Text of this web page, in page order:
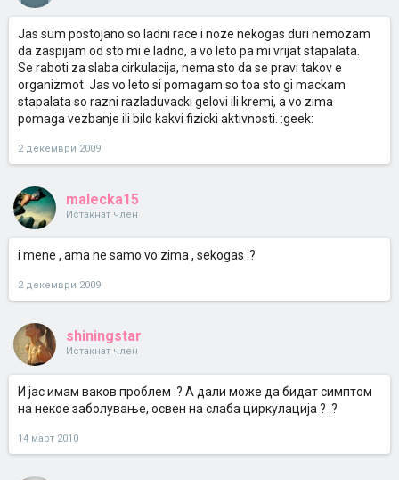
Jas sum postojano so ladni race i noze nekogas duri nemozam
da zaspijam od sto mi e ladno, a vo leto pa mi vrijat stapalata.
Se raboti za slaba cirkulacija, nema sto da se pravi takov e
organizmot. Jas vo leto si pomagam so toa sto gi mackam
stapalata so razni razladuvacki gelovi ili kremi, a vo zima
pomaga vezbanje ili bilo kakvi fizicki aktivnosti. :geek:
2 декември 2009
malecka15
Истакнат член
i mene , ama ne samo vo zima , sekogas :?
2 декември 2009
shiningstar
Истакнат член
И јас имам ваков проблем :? А дали може да бидат симптом
на некое заболување, освен на слаба циркулација ? :?
14 март 2010